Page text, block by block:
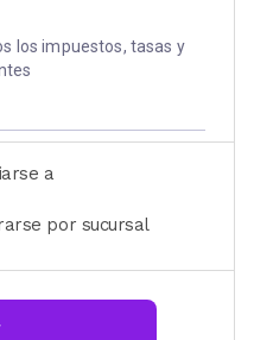
los impuestos, tasas y
a
por sucursal